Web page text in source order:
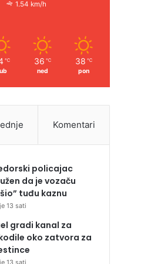
1.54 km/h
℃ 36 ℃
ned
38 ℃
pon
Komentari
policajac
da je vozaču
tuđu kaznu
13 sati
gradi kanal za
oko zatvora za